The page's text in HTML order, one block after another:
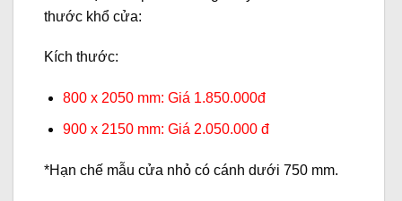
thước khổ cửa:
Kích thước:
800 x 2050 mm: Giá 1.850.000đ
900 x 2150 mm: Giá 2.050.000 đ
*Hạn chế mẫu cửa nhỏ có cánh dưới 750 mm.